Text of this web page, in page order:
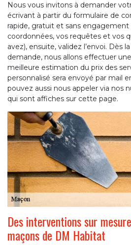
Nous vous invitons à demander
écrivant à partir du formulaire de
rapide, gratuit et sans
coordonnées, vos requêtes et vos
avez), ensuite, validez l’envoi. Dès
demande, nous allons effectuer
meilleure estimation du prix des
personnalisé sera envoyé par mail
pouvez aussi nous appeler via nos
qui sont affiches sur cette page.
Des interventions sur
maçons de DM Habitat